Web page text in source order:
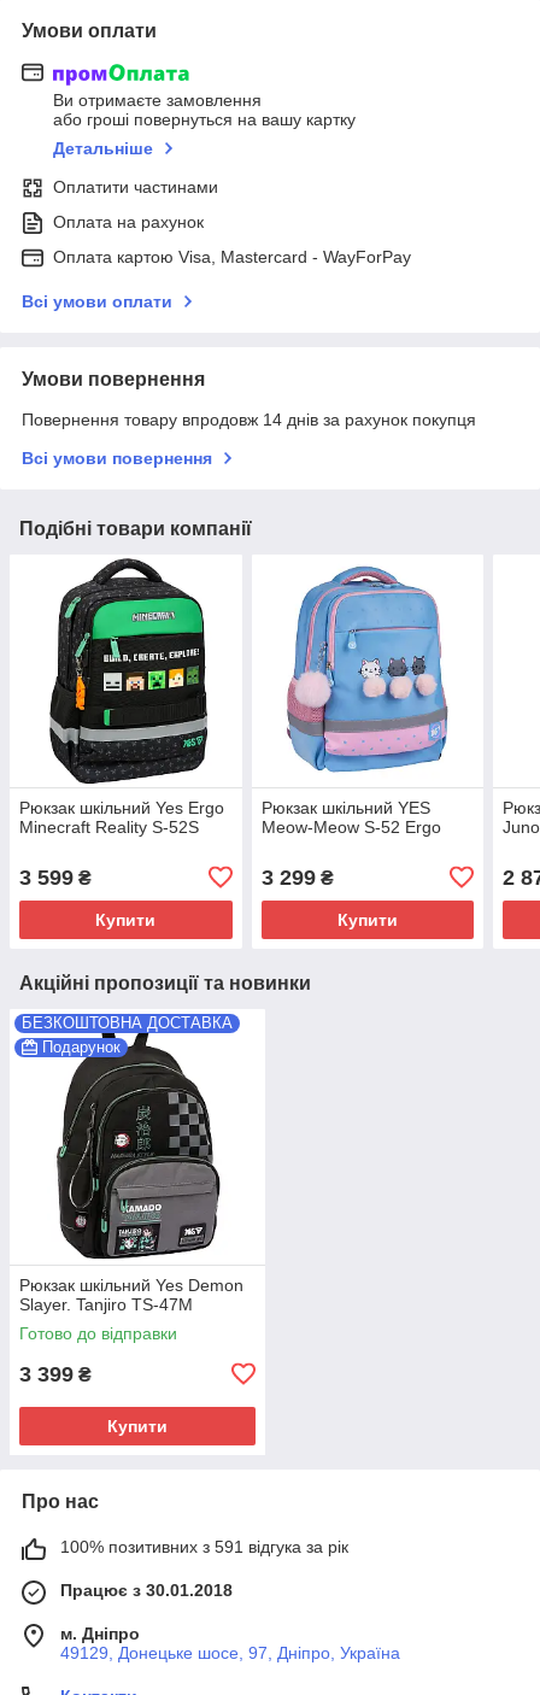
Умови оплати
Ви отримаєте замовлення
або гроші повернуться на вашу картку
Детальніше
Оплатити частинами
Оплата на рахунок
Оплата картою Visa, Mastercard - WayForPay
Всі умови оплати
Умови повернення
Повернення товару впродовж 14 днів за рахунок покупця
Всі умови повернення
Подібні товари компанії
Рюкзак шкільний Yes Ergo
Minecraft Reality S-52S
3 599 ₴
Купити
Рюкзак шкільний YES
Meow-Meow S-52 Ergo
3 299₴
Купити
2
Акційні пропозиції та новинки
БЕЗКОШТОВНА ДОСТАВКА
Подарунок
Рюкзак шкільний Yes Demon
Slayer. Tanjiro TS-47M
Готово до відправки
3 399 ₴
Купити
Про нас
100% позитивних з 591 відгука за рік
Працює з 30.01.2018
м. Дніпро
49129, Донецьке шосе, 97, Дніпро, Україна